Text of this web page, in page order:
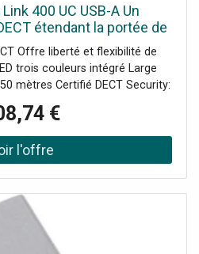
400 UC USB-A Un
étendant la portée de
Jabra Engage.
Offre liberté et flexibilité de
trois couleurs intégré Large
mètres Certifié DECT Security:
: pression unique sur un
avec les plateformes de
avec les Engage 55 ;
et Engage 75
€